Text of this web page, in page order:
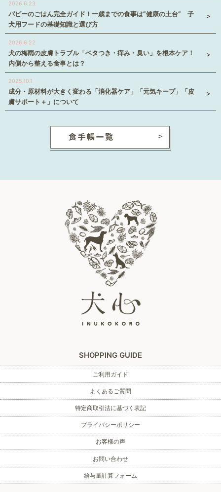
2026.6.23
パピーのごはん完全ガイド！一歳までの食事は”健康の土台” 子
犬用フードの基礎知識と選び方
2026.6.22
犬の梅雨の皮膚トラブル「ベタつき・痒み・臭い」を根本ケア！
内側から整える食事とは？
2025.10.1
成分・原材料が大きく変わる「消化器ケア」「元気キープ」「皮
膚サポート＋」について
SHOPPING GUIDE
ご利用ガイド
よくあるご質問
特定商取引法に基づく表記
プライバシーポリシー
お客様の声
お問い合わせ
給与量計算フォーム